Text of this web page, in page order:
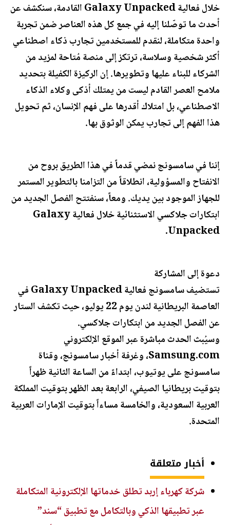
خلال فعالية Galaxy Unpacked القادمة، سنكشف عن
أحدث ما توصّلنا إليه في جمع كل هذه العناصر ضمن تجربة
واحدة متكاملة، لنقدم للمستخدمين تجارب ذكاء اصطناعي
أكثر شخصية وسلاسة، ترتكز إلى منصة مُتاحة لمزيد من
الشركاء للبناء عليها وتطويرها. إن الركيزة الكفيلة بتحديد
ملامح العصر القادم ليست من يمتلك أذكى وكلاء الذكاء
الاصطناعي، بل امتلاك أقدرها على فهم الإنسان، ثم تحويل
هذا الفهم إلى تجارب يمكن الوثوق بها.
إننا في سامسونج نمضي قدماً في هذا الطريق بروح من
الانفتاح والمسؤولية، انطلاقاً من التزامنا بالتطوير المستمر
للجهاز الموجود بين يديك. ومعاً، سنفتتح الفصل الجديد من
ابتكارات جلاكسي الاستثنائية خلال فعالية Galaxy
Unpacked.
دعوة إلى المشاركة
تستضيف سامسونج فعالية Galaxy Unpacked في
العاصمة البريطانية لندن يوم 22 يوليو، حيث تكشف الستار
عن الفصل الجديد من ابتكارات جلاكسي.
وسيُبث الحدث مباشرة عبر الموقع الإلكتروني
Samsung.com، وغرفة أخبار سامسونج، وقناة
سامسونج على يوتيوب، ابتداءً من الساعة الثانية ظهراً
بتوقيت بريطانيا الصيفي، الرابعة بعد الظهر بتوقيت المملكة
العربية السعودية، والخامسة مساءاً بتوقيت الإمارات العربية
المتحدة.
أخبار متعلقة
شركة كهرباء إربد تطلق خدماتها الإلكترونية المتكاملة
عبر تطبيقها الذكي وبالتكامل مع تطبيق “سند”